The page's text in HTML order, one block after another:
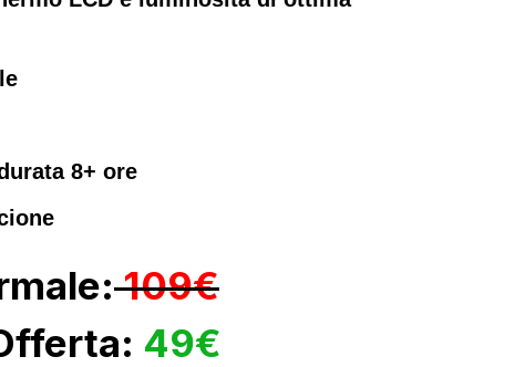
8+ ore
109€
49€